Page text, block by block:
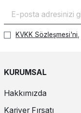
KVKK Sözleşmesi'ni
KURUMSAL
Hakkımızda
Kariyer Fırsatı